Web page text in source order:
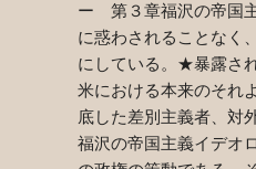
ー 第３章福沢の帝国
に惑わされることなく
にしている。★暴露さ
米における本来のそれ
底した差別主義者、対
福沢の帝国主義イデオ